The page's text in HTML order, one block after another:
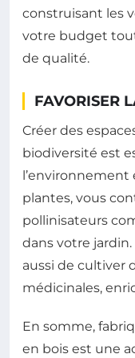
construisant les
votre budget
de qualité.
FAVORISER
Créer des
biodiversité est
l’environnement
plantes, vous
pollinisateurs
dans votre
aussi de cultiver
médicinales,
En somme,
en bois est une